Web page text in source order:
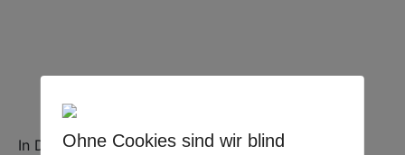
In Deutschland gibt es derzeit mehr als 8.800
Ohne Cookies sind wir blind